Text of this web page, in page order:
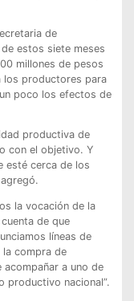
de
estos siete meses
millones de pesos
los productores para
poco los efectos de
productiva de
con el objetivo. Y
esté cerca de los
la vocación de la
de que
líneas de
compra de
acompañar a uno de
productivo nacional”.